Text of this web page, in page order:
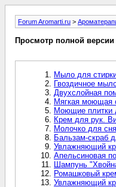
Forum Aromarti.ru >
Просмотр полной версии
Мыло для
Гвоздичное
Двухслойная
Мягкая моющая
Моющие плитки
Крем для рук.
Молочко для
Бальзам-скраб
Увлажняющий
Апельсиновая
Шампунь
Ромашковый
Увлажняющий